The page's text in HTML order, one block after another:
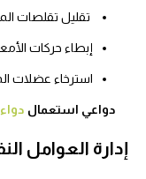
تقليل تقلصات
إبطاء حركات
استرخاء عضلات
دواعي استعمال
إدارة العوامل